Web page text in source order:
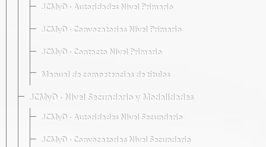
JCMyD · Autoridades Nivel Primario
JCMyD · Convocatorias Nivel Primario
JCMyD · Contacto Nivel Primario
Manual de competencias de títulos
JCMyD · Nivel Secundario y Modalidades
JCMyD · Autoridades Nivel Secundario
JCMyD · Convocatorias Nivel Secundario